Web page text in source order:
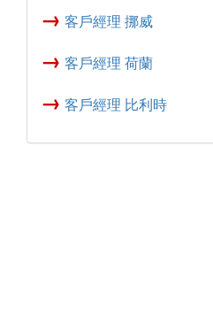
→ 客戶經理 挪威
→ 客戶經理 荷蘭
→ 客戶經理 比利時